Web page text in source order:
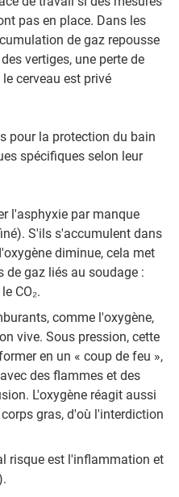
pas en place. Dans les
de gaz repousse
vertiges, une perte de
cerveau est privé
pour la protection du bain
spécifiques selon leur
l'asphyxie par manque
S'ils s'accumulent dans
diminue, cela met
de gaz liés au soudage :
CO₂.
comme l'oxygène,
vive. Sous pression, cette
en un « coup de feu »,
des flammes et des
L'oxygène réagit aussi
gras, d'où l'interdiction
risque est l'inflammation et